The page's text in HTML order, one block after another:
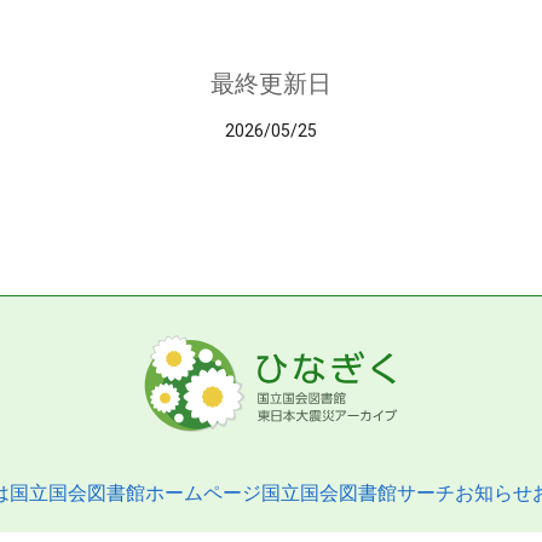
最終更新日
2026/05/25
国立国会図書館ホームページ国立国会図書館サーチお知らせ